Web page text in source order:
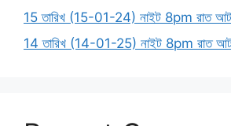
15 তারিখ (15-01-24) নাইট 8pm রাত আটটা
14 তারিখ (14-01-25) নাইট 8pm রাত